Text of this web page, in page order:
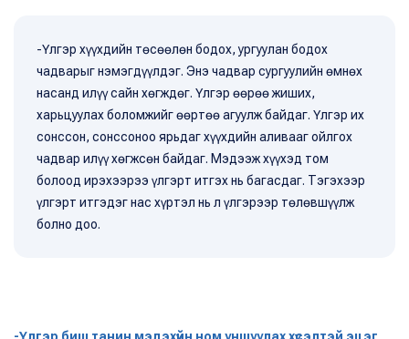
-Үлгэр хүүхдийн төсөөлөн бодох, ургуулан бодох
чадварыг нэмэгдүүлдэг. Энэ чадвар сургуулийн өмнөх
насанд илүү сайн хөгждөг. Үлгэр өөрөө жиших,
харьцуулах боломжийг өөртөө агуулж байдаг. Үлгэр их
сонссон, сонссоноо ярьдаг хүүхдийн аливааг ойлгох
чадвар илүү хөгжсөн байдаг. Мэдээж хүүхэд том
болоод ирэхээрээ үлгэрт итгэх нь багасдаг. Тэгэхээр
үлгэрт итгэдэг нас хүртэл нь л үлгэрээр төлөвшүүлж
болно доо.